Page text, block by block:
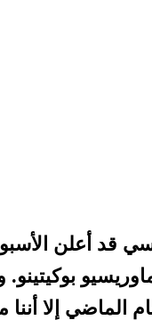
قد أعلن
ماوريسيو
الماضي إلا